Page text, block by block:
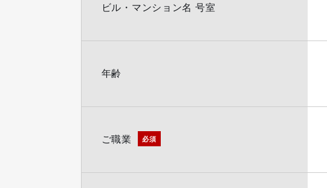
ビル・マンション名 号室
年齢
ご職業 必須